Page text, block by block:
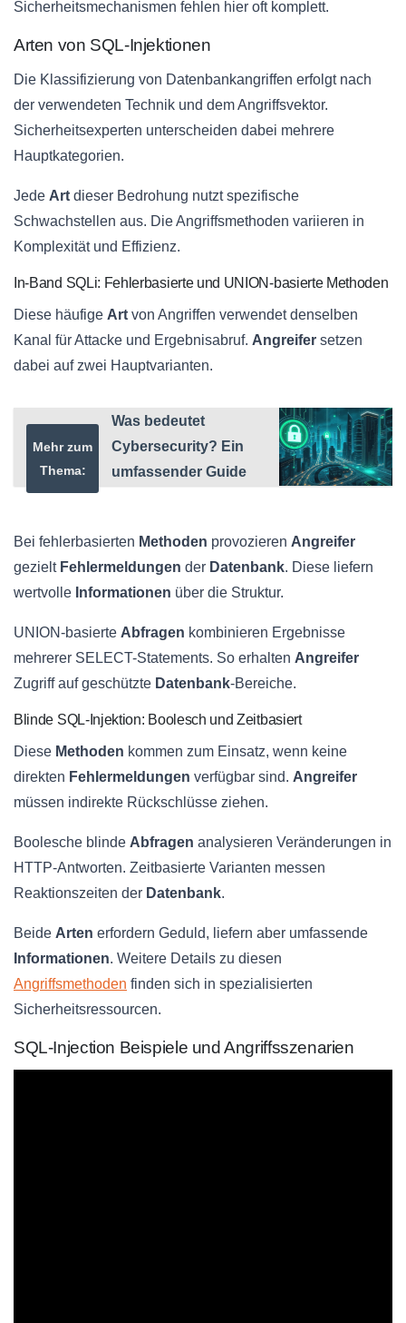
Sicherheitsmechanismen fehlen hier oft komplett.
Arten von SQL-Injektionen
Die Klassifizierung von Datenbankangriffen erfolgt nach
der verwendeten Technik und dem Angriffsvektor.
Sicherheitsexperten unterscheiden dabei mehrere
Hauptkategorien.
Jede Art dieser Bedrohung nutzt spezifische
Schwachstellen aus. Die Angriffsmethoden variieren in
Komplexität und Effizienz.
In-Band SQLi: Fehlerbasierte und UNION-basierte Methoden
Diese häufige Art von Angriffen verwendet denselben
Kanal für Attacke und Ergebnisabruf. Angreifer setzen
dabei auf zwei Hauptvarianten.
Mehr zum
Thema:
Was bedeutet
Cybersecurity? Ein
umfassender Guide
Bei fehlerbasierten Methoden provozieren Angreifer
gezielt Fehlermeldungen der Datenbank. Diese liefern
wertvolle Informationen über die Struktur.
UNION-basierte Abfragen kombinieren Ergebnisse
mehrerer SELECT-Statements. So erhalten Angreifer
Zugriff auf geschützte Datenbank-Bereiche.
Blinde SQL-Injektion: Boolesch und Zeitbasiert
Diese Methoden kommen zum Einsatz, wenn keine
direkten Fehlermeldungen verfügbar sind. Angreifer
müssen indirekte Rückschlüsse ziehen.
Boolesche blinde Abfragen analysieren Veränderungen in
HTTP-Antworten. Zeitbasierte Varianten messen
Reaktionszeiten der Datenbank.
Beide Arten erfordern Geduld, liefern aber umfassende
Informationen. Weitere Details zu diesen
Angriffsmethoden finden sich in spezialisierten
Sicherheitsressourcen.
SQL-Injection Beispiele und Angriffsszenarien